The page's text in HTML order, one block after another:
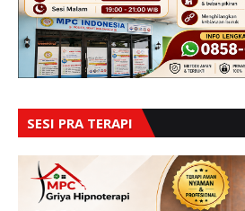
SESI PRA TERAPI